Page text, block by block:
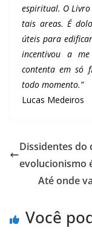
espiritual. O
tais areas. É
úteis para
incentivou a
contenta em só
todo momento.”
Lucas Medeiros
Dissidentes
evolucionismo
Até onde
Você